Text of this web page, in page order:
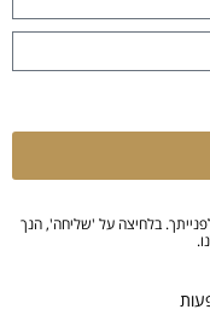
בלחיצה על 'שליחה', הנך